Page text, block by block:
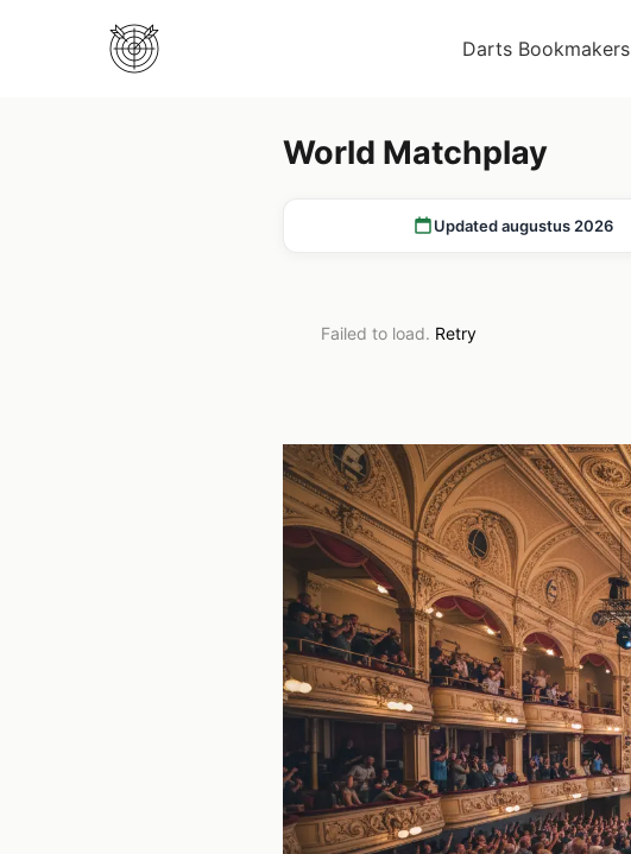
Darts Bookmakers
World Matchplay
Updated augustus 2026
Failed to load. Retry